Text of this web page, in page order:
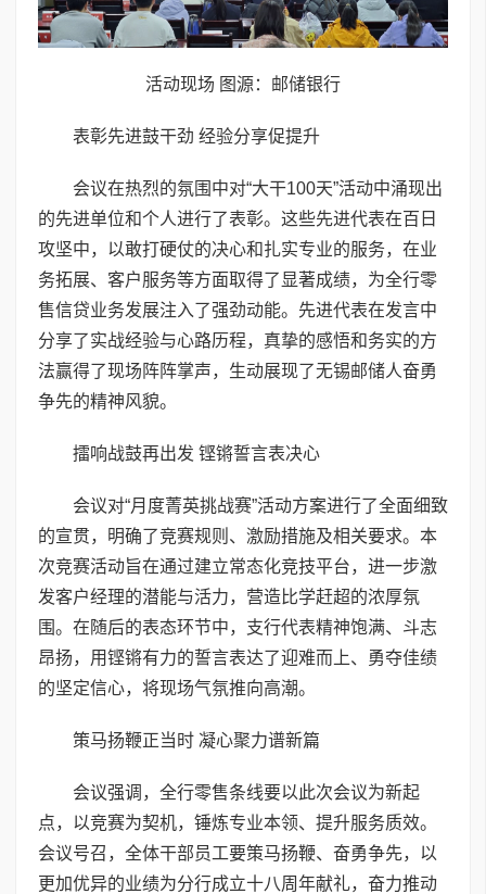
活动现场 图源：邮储银行
表彰先进鼓干劲 经验分享促提升
会议在热烈的氛围中对“大干100天”活动中涌现出
的先进单位和个人进行了表彰。这些先进代表在百日
攻坚中，以敢打硬仗的决心和扎实专业的服务，在业
务拓展、客户服务等方面取得了显著成绩，为全行零
售信贷业务发展注入了强劲动能。先进代表在发言中
分享了实战经验与心路历程，真挚的感悟和务实的方
法赢得了现场阵阵掌声，生动展现了无锡邮储人奋勇
争先的精神风貌。
擂响战鼓再出发 铿锵誓言表决心
会议对“月度菁英挑战赛”活动方案进行了全面细致
的宣贯，明确了竞赛规则、激励措施及相关要求。本
次竞赛活动旨在通过建立常态化竞技平台，进一步激
发客户经理的潜能与活力，营造比学赶超的浓厚氛
围。在随后的表态环节中，支行代表精神饱满、斗志
昂扬，用铿锵有力的誓言表达了迎难而上、勇夺佳绩
的坚定信心，将现场气氛推向高潮。
策马扬鞭正当时 凝心聚力谱新篇
会议强调，全行零售条线要以此次会议为新起
点，以竞赛为契机，锤炼专业本领、提升服务质效。
会议号召，全体干部员工要策马扬鞭、奋勇争先，以
更加优异的业绩为分行成立十八周年献礼，奋力推动